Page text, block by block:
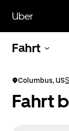
zum
Hauptinhalt
Uber
Fahrt
Columbus, US
Fahrt